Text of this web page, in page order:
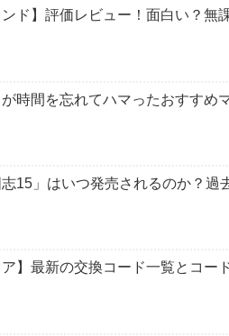
ンド】評価レビュー！面白い？無
時間を忘れてハマったおすすめ
15」はいつ発売されるのか？過
ア】最新の交換コード一覧とコー